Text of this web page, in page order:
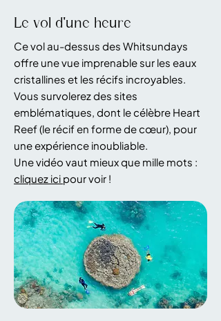
Le vol d'une heure
Ce vol au-dessus des Whitsundays
offre une vue imprenable sur les eaux
cristallines et les récifs incroyables.
Vous survolerez des sites
emblématiques, dont le célèbre Heart
Reef (le récif en forme de cœur), pour
une expérience inoubliable.
Une vidéo vaut mieux que mille mots :
cliquez ici pour voir !